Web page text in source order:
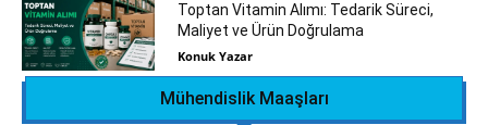
Toptan Vitamin Alımı: Tedarik Süreci,
Maliyet ve Ürün Doğrulama
Konuk Yazar
Mühendislik Maaşları